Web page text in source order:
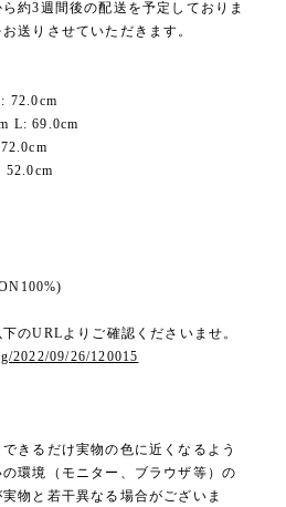
約3週間後の配送を予定しておりま
送りさせていただきます。
72.0cm
L: 69.0cm
52.0cm
のURLよりご確認くださいませ。
2022/09/26/120015
きるだけ実物の色に近くなるよう
環境（モニター、ブラウザ等）の
物と若干異なる場合がございま